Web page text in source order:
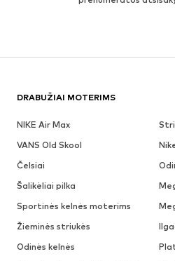
DRABUŽIAI MOTERIMS
NIKE Air Max
VANS Old Skool
Čelsiai
Šalikėliai pilka
Sportinės kelnės moterims
Žieminės striukės
Odinės kelnės